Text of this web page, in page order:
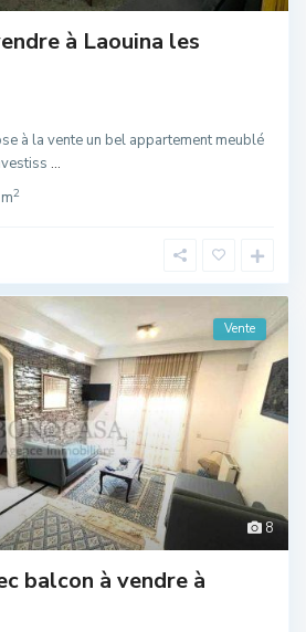
à Laouina les
à la vente un bel appartement meublé
...
2
8
Vente
balcon à vendre à